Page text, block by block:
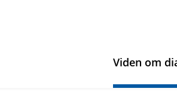
Viden om